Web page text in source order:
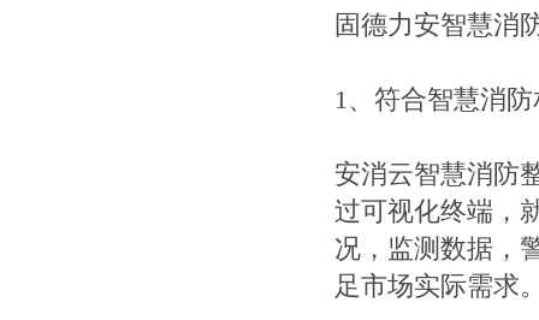
固德力安智慧消
1、符合智慧消
安消云智慧消防
过可视化终端，
况，监测数据，
足市场实际需求